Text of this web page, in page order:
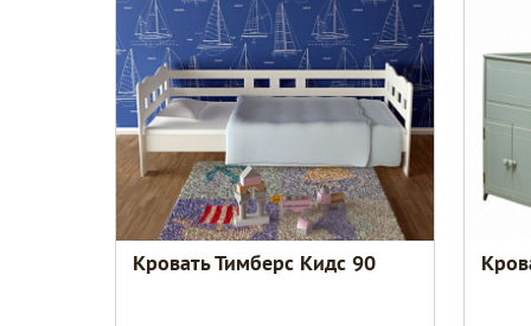
Кровать Тимберс Кидс 90